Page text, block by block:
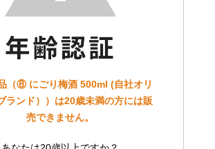
（⑧ にごり梅酒 500ml (自社オリ
ランド））は20歳未満の方には販
売できません。